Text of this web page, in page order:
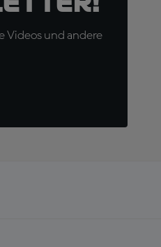
Videos und andere